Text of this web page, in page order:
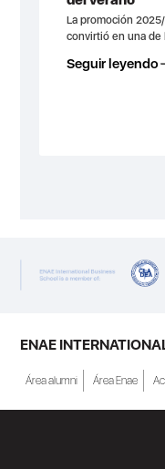
La promoción
convirtió en una de
Seguir leyendo
ENAE
Área alumni Área Enae